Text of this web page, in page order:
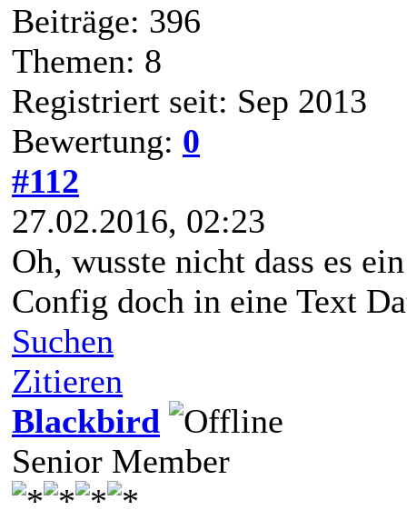
Beiträge: 396
Themen: 8
Registriert seit: Sep 2013
Bewertung: 0
#112
27.02.2016, 02:23
Oh, wusste nicht dass es
Config doch in eine Text
Suchen
Zitieren
Blackbird
Senior Member